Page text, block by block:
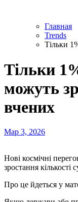
Главная
Trends
Тільки
Тільки
можуть
вчених
Мар 3, 2026
Нові космічні перегони можуть перетворити атмосферу Землі на гігантський «сміттєспалювальний реактор». Стрімке
зростання кількості
Про це йдеться у